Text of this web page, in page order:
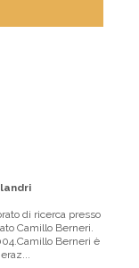
di ricerca presso
Camillo Berneri.
Berneri è